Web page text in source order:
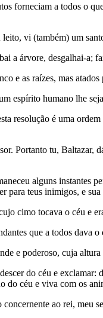
forneciam a todos o
vi (também) um
a árvore, desgalhai-a;
e as raízes, mas
espírito humano lhe
resolução é uma
Portanto tu, Baltazar,
alguns instantes
para teus inimigos, e
cimo tocava o céu e
que a todos dava
e poderoso, cuja
do céu e exclamar:
céu e viva com os
ao rei, meu